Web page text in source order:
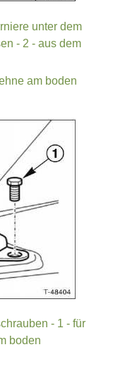
unter dem
- 2 - aus dem
am boden
- 1 - für
boden